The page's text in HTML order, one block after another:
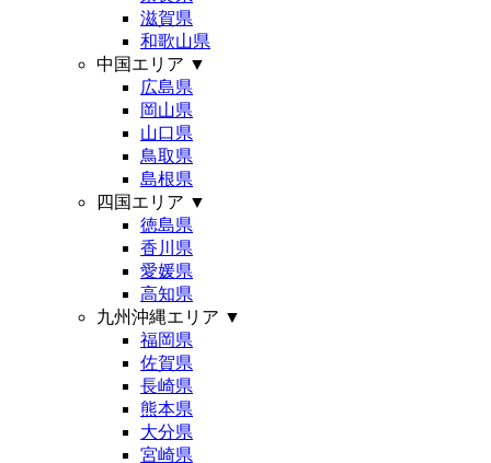
滋賀県
和歌山県
中国エリア ▼
広島県
岡山県
山口県
鳥取県
島根県
四国エリア ▼
徳島県
香川県
愛媛県
高知県
九州沖縄エリア ▼
福岡県
佐賀県
長崎県
熊本県
大分県
宮崎県